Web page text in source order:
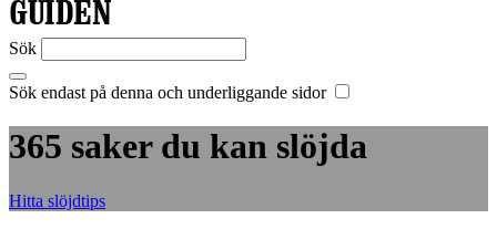
Sök
Sök endast på denna och underliggande sidor
365 saker du kan slöjda
Hitta slöjdtips